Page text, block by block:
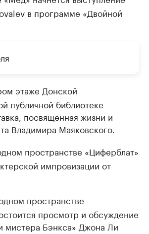
в программе «Двойной
этаже Донской
публичной библиотеке
посвященная жизни и
Владимира Маяковского.
пространстве «Циферблат»
импровизации от
пространстве
просмотр и обсуждение
мистера Бэнкса» Джона Ли